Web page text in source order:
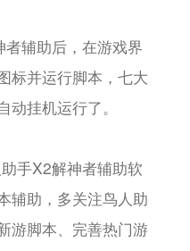
辅助后，在游戏界
标并运行脚本，七大
挂机运行了。
手X2解神者辅助软
辅助，多关注鸟人助
游脚本、完善热门游